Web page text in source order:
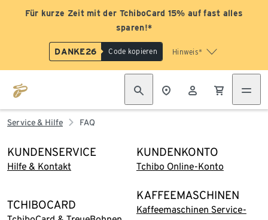
Für kurze Zeit mit der TchiboCard 15% auf fast alles
sparen!*
DANKE26 Code kopieren Hinweis*
Service & Hilfe FAQ
KUNDENSERVICE
Hilfe & Kontakt
KUNDENKONTO
Tchibo Online-Konto
TCHIBOCARD
KAFFEEMASCHINEN
Kaffeemaschinen Service-